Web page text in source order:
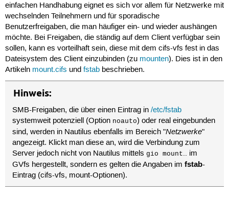
einfachen Handhabung eignet es sich vor allem für Netzwerke mit
wechselnden Teilnehmern und für sporadische
Benutzerfreigaben, die man häufiger ein- und wieder aushängen
möchte. Bei Freigaben, die ständig auf dem Client verfügbar sein
sollen, kann es vorteilhaft sein, diese mit dem cifs-vfs fest in das
Dateisystem des Client einzubinden (zu mounten). Dies ist in den
Artikeln mount.cifs und fstabbeschrieben.
Hinweis:
SMB-Freigaben, die über einen Eintrag in/etc/fstab
systemweit potenziell (Option noauto) oder real eingebunden
sind, werden in Nautilus ebenfalls im Bereich "Netzwerke"
angezeigt. Klickt man diese an, wird die Verbindung zum
Server jedoch nicht von Nautilus mittels gio mount… im
GVfs hergestellt, sondern es gelten die Angaben imfstab-
Eintrag (cifs-vfs, mount-Optionen).